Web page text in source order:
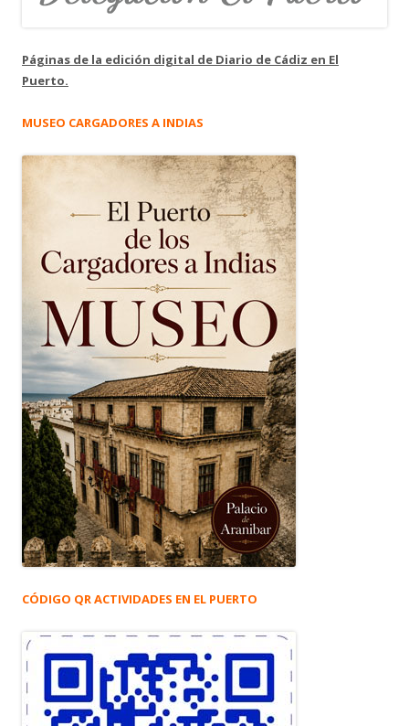
Páginas de la edición digital de Diario de Cádiz en El
Puerto.
MUSEO CARGADORES A INDIAS
CÓDIGO QR ACTIVIDADES EN EL PUERTO